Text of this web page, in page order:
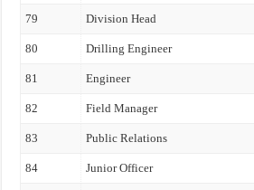
79 Division Head
80 Drilling Engineer
81 Engineer
82 Field Manager
83 Public Relations
84 Junior Officer